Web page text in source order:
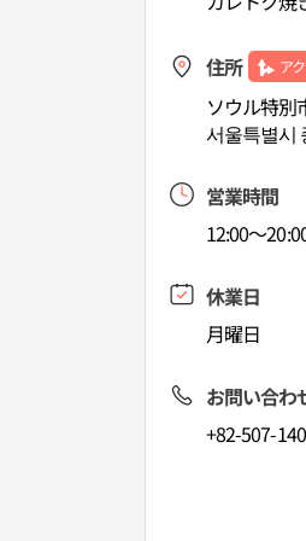
住所 ア
ソウル特別
서울특별시
営業時間
12:00～
休業日
月曜日
お問い合わ
+82-507-